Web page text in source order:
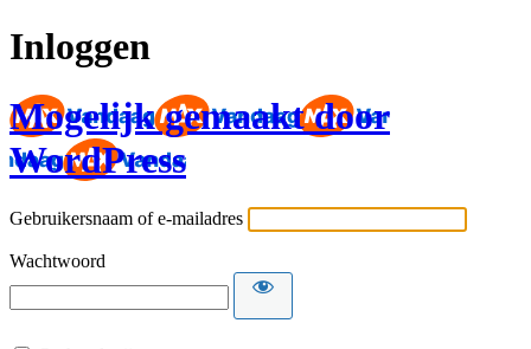
Inloggen
Mogelijk gemaakt door
WordPress
Gebruikersnaam of e-mailadres
Wachtwoord